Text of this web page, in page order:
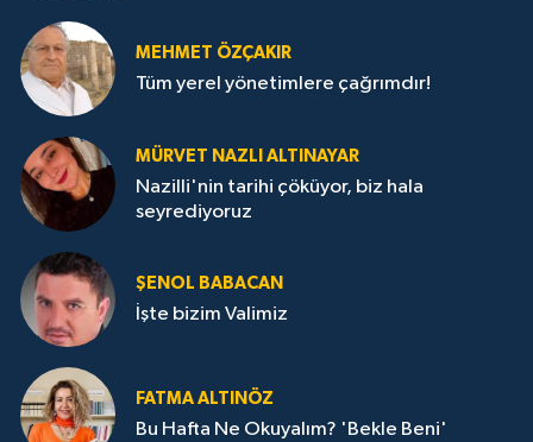
MEHMET ÖZÇAKIR
Tüm yerel yönetimlere çağrımdır!
MÜRVET NAZLI ALTINAYAR
Nazilli'nin tarihi çöküyor, biz hala
seyrediyoruz
ŞENOL BABACAN
İşte bizim Valimiz
FATMA ALTINÖZ
Bu Hafta Ne Okuyalım? 'Bekle Beni'